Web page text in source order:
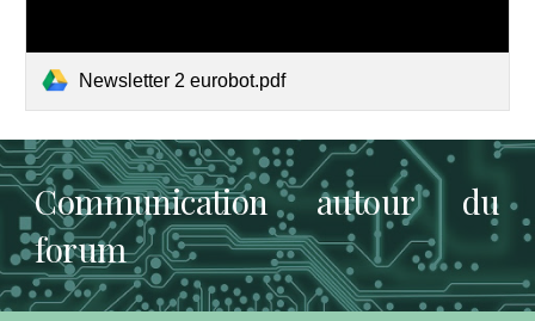
Newsletter 2 eurobot.pdf
Communication autour du
forum